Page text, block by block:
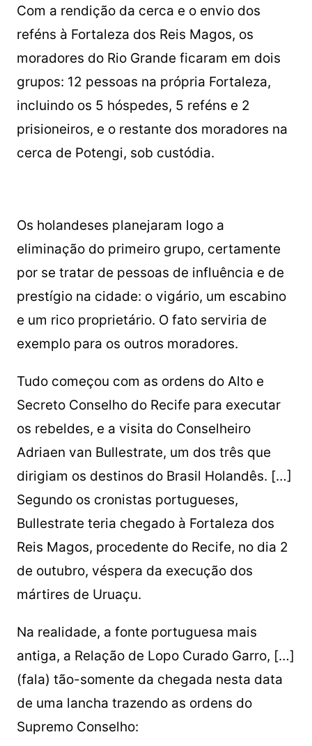
Com a rendição da cerca e o envio dos
reféns à Fortaleza dos Reis Magos, os
moradores do Rio Grande ficaram em dois
grupos: 12 pessoas na própria Fortaleza,
incluindo os 5 hóspedes, 5 reféns e 2
prisioneiros, e o restante dos moradores na
cerca de Potengi, sob custódia.
Os holandeses planejaram logo a
eliminação do primeiro grupo, certamente
por se tratar de pessoas de influência e de
prestígio na cidade: o vigário, um escabino
e um rico proprietário. O fato serviria de
exemplo para os outros moradores.
Tudo começou com as ordens do Alto e
Secreto Conselho do Recife para executar
os rebeldes, e a visita do Conselheiro
Adriaen van Bullestrate, um dos três que
dirigiam os destinos do Brasil Holandês. […]
Segundo os cronistas portugueses,
Bullestrate teria chegado à Fortaleza dos
Reis Magos, procedente do Recife, no dia 2
de outubro, véspera da execução dos
mártires de Uruaçu.
Na realidade, a fonte portuguesa mais
antiga, a Relação de Lopo Curado Garro, […]
(fala) tão-somente da chegada nesta data
de uma lancha trazendo as ordens do
Supremo Conselho: